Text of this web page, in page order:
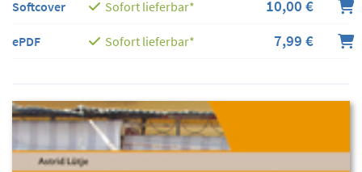
Softcover Sofort lieferbar* 10,00 €
ePDF Sofort lieferbar* 7,99 €